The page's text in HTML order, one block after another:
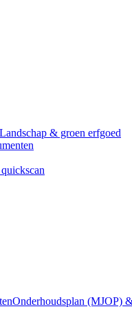
Landschap & groen erfgoed
Onderhoudsplan (MJOP)